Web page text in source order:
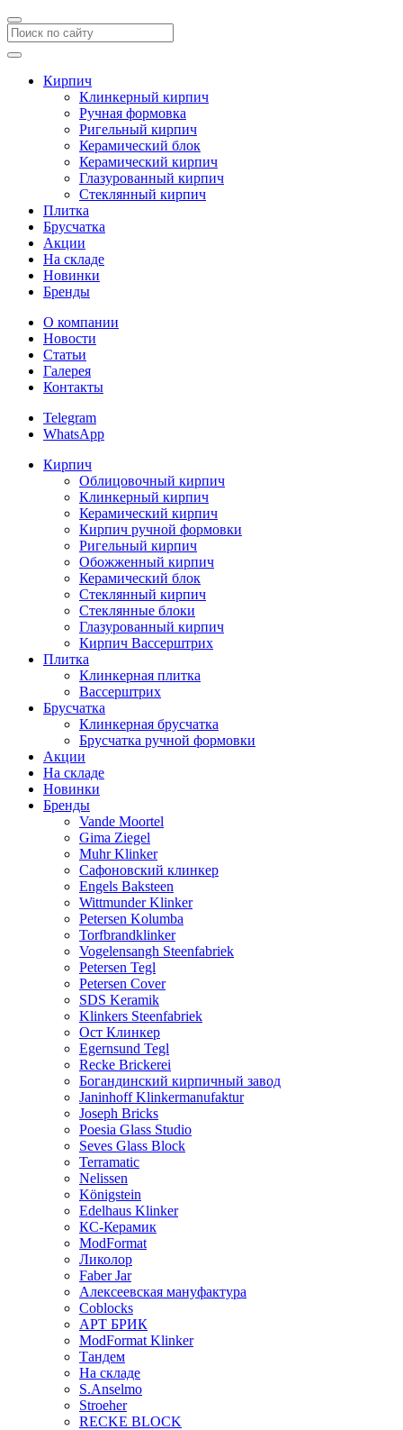
Кирпич
Клинкерный кирпич
Ручная формовка
Ригельный кирпич
Керамический блок
Керамический кирпич
Глазурованный кирпич
Стеклянный кирпич
Плитка
Брусчатка
Акции
На складе
Новинки
Бренды
О компании
Новости
Статьи
Галерея
Контакты
Telegram
WhatsApp
Кирпич
Облицовочный кирпич
Клинкерный кирпич
Керамический кирпич
Кирпич ручной формовки
Ригельный кирпич
Обожженный кирпич
Керамический блок
Стеклянный кирпич
Стеклянные блоки
Глазурованный кирпич
Кирпич Вассерштрих
Плитка
Клинкерная плитка
Вассерштрих
Брусчатка
Клинкерная брусчатка
Брусчатка ручной формовки
Акции
На складе
Новинки
Бренды
Vande Moortel
Gima Ziegel
Muhr Klinker
Сафоновский клинкер
Engels Baksteen
Wittmunder Klinker
Petersen Kolumba
Torfbrandklinker
Vogelensangh Steenfabriek
Petersen Tegl
Petersen Cover
SDS Keramik
Klinkers Steenfabriek
Ост Клинкер
Egernsund Tegl
Recke Brickerei
Богандинский кирпичный завод
Janinhoff Klinkermanufaktur
Joseph Bricks
Poesia Glass Studio
Seves Glass Block
Terramatic
Nelissen
Königstein
Edelhaus Klinker
КС-Керамик
ModFormat
Ликолор
Faber Jar
Алексеевская мануфактура
Coblocks
АРТ БРИК
ModFormat Klinker
Тандем
На складе
S.Anselmo
Stroeher
RECKE BLOCK